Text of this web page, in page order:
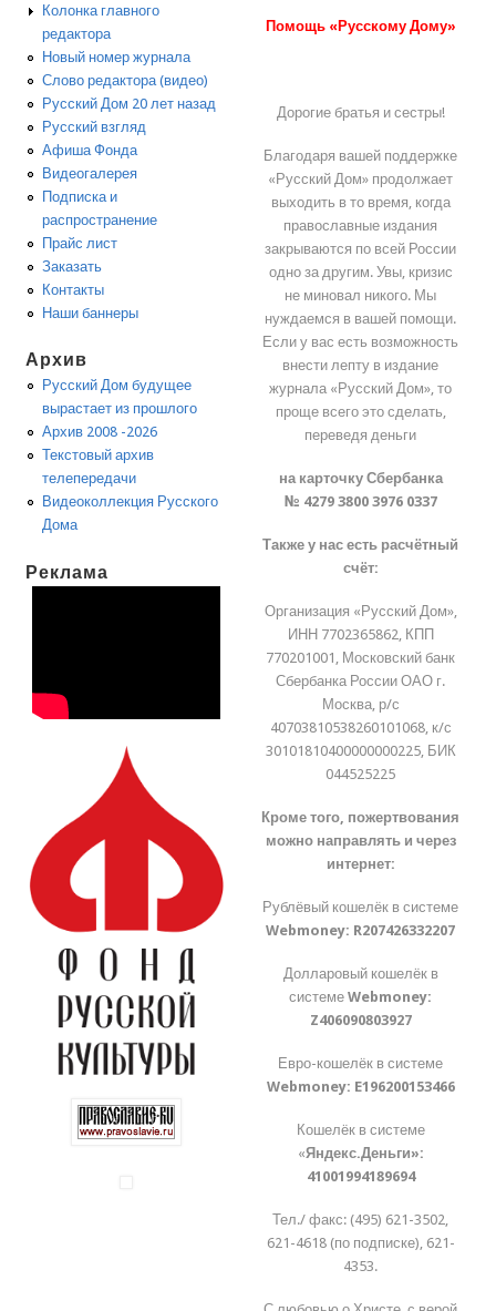
Колонка главного
редактора
Новый номер журнала
Слово редактора (видео)
Русский Дом 20 лет назад
Русский взгляд
Афиша Фонда
Видеогалерея
Подписка и
распространение
Прайс лист
Заказать
Контакты
Наши баннеры
Архив
Русский Дом будущее
вырастает из прошлого
Архив 2008 -2026
Текстовый архив
телепередачи
Видеоколлекция Русского
Дома
Реклама
Помощь «Русскому Дому»
Дорогие братья и сестры!
Благодаря вашей поддержке
«Русский Дом» продолжает
выходить в то время, когда
православные издания
закрываются по всей России
одно за другим. Увы, кризис
не миновал никого. Мы
нуждаемся в вашей помощи.
Если у вас есть возможность
внести лепту в издание
журнала «Русский Дом», то
проще всего это сделать,
переведя деньги
на карточку Сбербанка
№ 4279 3800 3976 0337
Также у нас есть расчётный
счёт:
Организация «Русский Дом»,
ИНН 7702365862, КПП
770201001, Московский банк
Сбербанка России ОАО г.
Москва, р/с
40703810538260101068, к/с
30101810400000000225, БИК
044525225
Кроме того, пожертвования
можно направлять и через
интернет:
Рублёвый кошелёк в системе
Webmoney: R207426332207
Долларовый кошелёк в
системеWebmoney:
Z406090803927
Евро-кошелёк в системе
Webmoney: E196200153466
Кошелёк в системе
«Яндекс.Деньги»:
41001994189694
Тел./ факс: (495) 621-3502,
621-4618 (по подписке), 621-
4353.